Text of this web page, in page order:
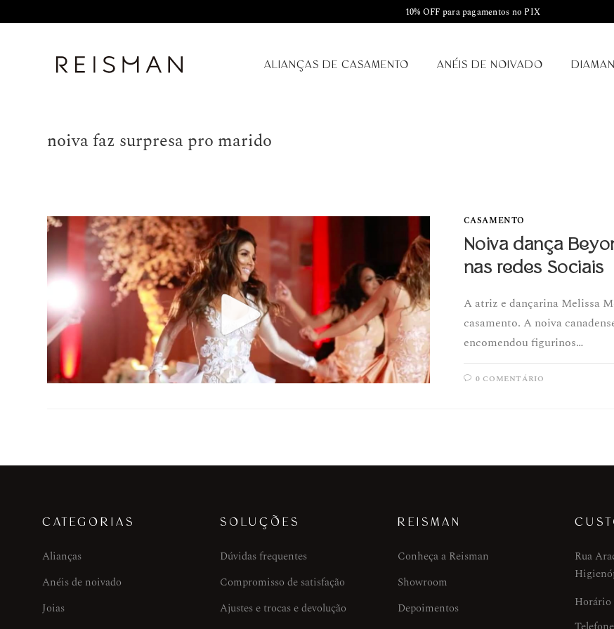
10% OFF para pagamentos no PIX
ALIANÇAS DE CASAMENTO ANÉIS DE NOIVADO
noiva faz surpresa pro marido
CASAMENTO
Noiva dança
nas redes Sociais
A atriz e dançarina Melissa
casamento. A noiva
encomendou figurinos…
0 COMENTÁRIO
CATEGORIAS
Alianças
Anéis de noivado
Joias
SOLUÇÕES
Dúvidas frequentes
Compromisso de satisfação
Ajustes e trocas e devolução
REISMAN
Conheça a Reisman
Showroom
Depoimentos
Rua
Horário